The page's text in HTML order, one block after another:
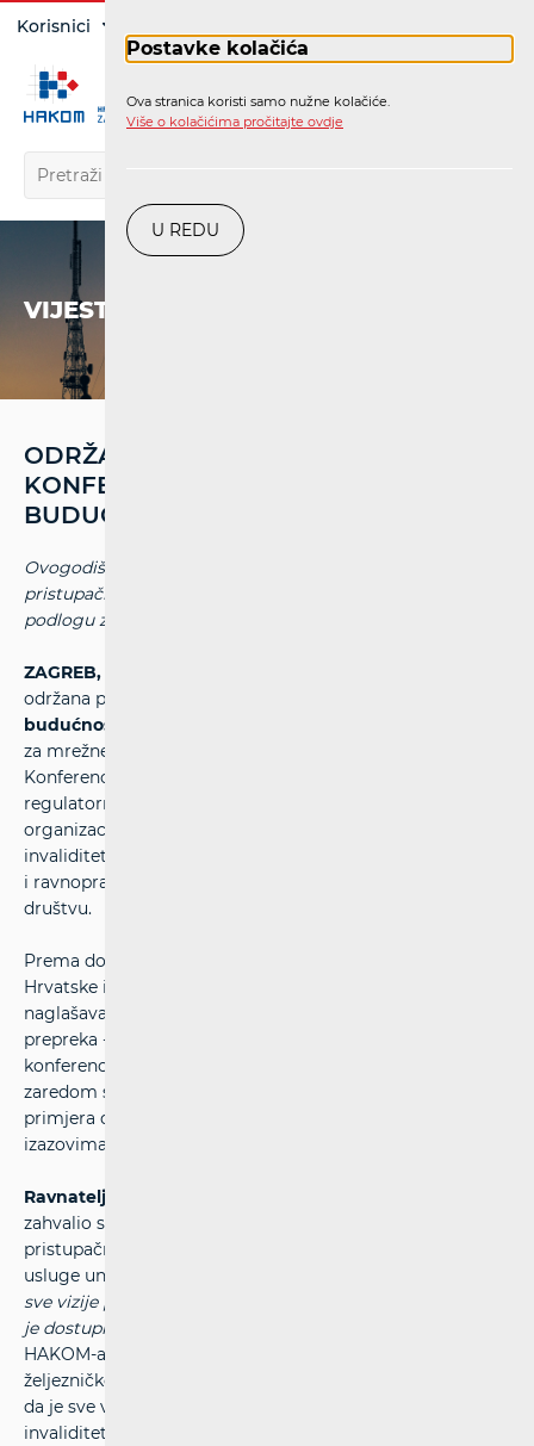
Postavke kolačića
Ova stranica koristi samo nužne kolačiće.
Više o kolačićima pročitajte ovdje
U REDU
Korisnici
VIJESTI
ODRŽANA PETA MEĐUNARODNA
KONFERENCIJA „PRISTUPAČNA
BUDUĆNOST“
Ovogodišnja konferencija u fokusu je imala povećanje
pristupačnosti u društvu te umjetnu inteligenciju kao
podlogu za nove alate za pomoć osobama s invaliditetom.
ZAGREB, 3. lipnja 2026. -
održana peta međunarodna konferencija
budućnost“
za mrežne djelatnosti (HAKOM) i Poslovnog dnevnika.
Konferencija je i ove godine okupila predstavnike
regulatornih tijela, industrije, akademske zajednice,
organizacija civilnog društva te same osobe s
invaliditetom, s ciljem poticanja dijaloga o pristupačnosti
i ravnopravnom uključivanju u sve digitaliziranijem
društvu.
Prema dostupnim podacima, oko 17 posto stanovništva
Hrvatske ima neku vrstu invaliditeta, što dodatno
naglašava važnost sustavnog pristupa uklanjanju
prepreka - kako digitalnih, tako i fizičkih. Upravo zato
konferencija „Pristupačna budućnost“ već petu godinu
zaredom služi kao prostor za razmjenu iskustava i
primjera dobre prakse, ali i za otvorenu raspravu o
izazovima koji još uvijek postoje.
Ravnatelj HAKOM-a, Miran Gosta
zahvalio sudionicima na dolasku te istaknuo kako
pristupačna budućnost podrazumijeva viziju u kojoj su
usluge univerzalne i dostupne svima:
sve vizije počinju tako. Tehnologija ima smisla samo ako
je dostupna svima.”
HAKOM-a, posebno se osvrnuo na pristupačnost u
željezničkom prometu, naglasivši da su pomaci vidljivi te
da je sve više vlakova prilagođeno osobama s
invaliditetom. U kontekstu digitalne tehnologije istaknuo